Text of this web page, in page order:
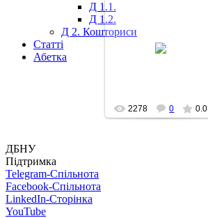
Д 1.1.
Д 1.2.
Д 2. Кошториси
Статті
Абетка
2014-09-25
2278 0 0.0
ДБНУ
Підтримка
Telegram-Спільнота
Facebook-Спільнота
LinkedIn-Сторінка
YouTube